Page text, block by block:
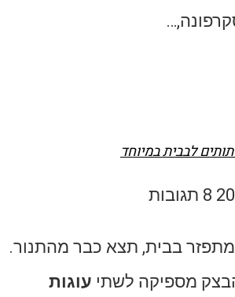
לבבית במיוחד
8 תגובות
בבית, תצא כבר מהתנור.
מספיקה לשתי עוגות